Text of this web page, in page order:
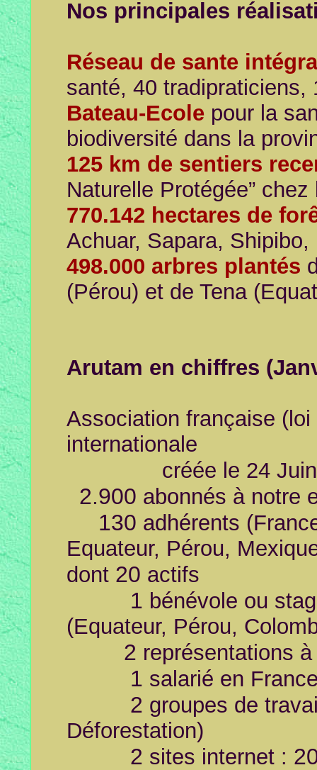
Nos principales
Réseau de sante
santé, 40 tradipraticiens,
Bateau-Ecole pour la
biodiversité dans la
125 km de sentiers
Naturelle Protégée”
770.142 hectares de
Achuar, Sapara,
498.000 arbres plantés
(Pérou) et de Tena
Arutam en chiffres
Association française
internationale
créée le 24
2.900 abonnés à notre
130 adhérents
Equateur, Pérou,
dont 20 actifs
1 bénévole ou
(Equateur, Pérou,
2 représentations
1 salarié en
2 groupes de
Déforestation)
2 sites internet :